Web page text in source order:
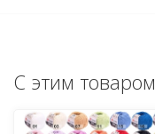
С этим